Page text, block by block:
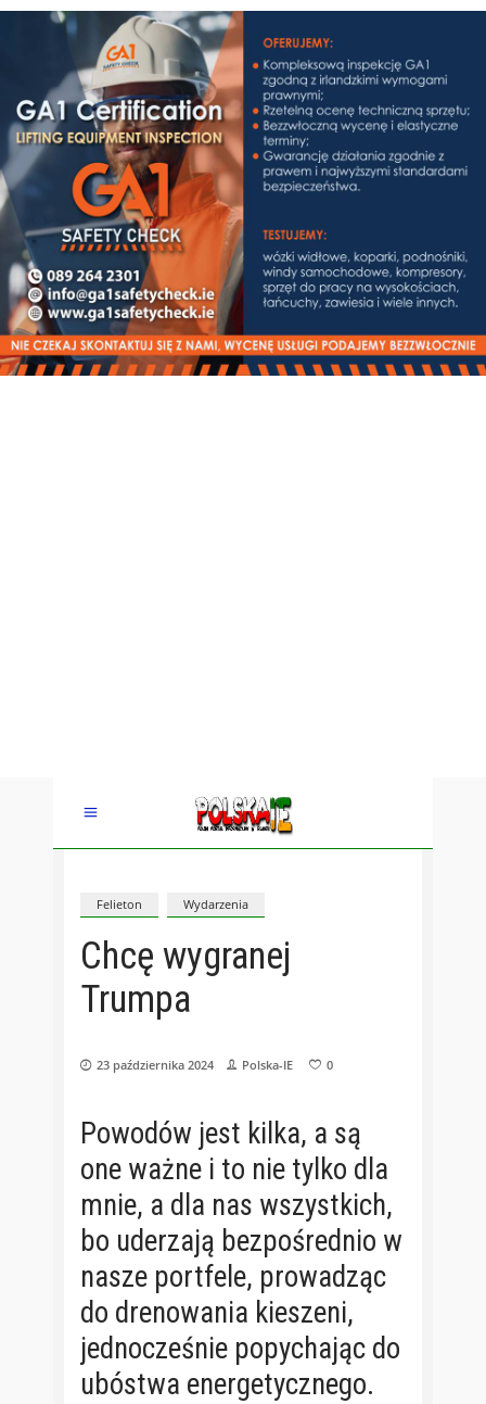
Felieton Wydarzenia
Chcę wygranej
Trumpa
23 października 2024 Polska-IE 0
Powodów jest kilka, a są
one ważne i to nie tylko dla
mnie, a dla nas wszystkich,
bo uderzają bezpośrednio w
nasze portfele, prowadząc
do drenowania kieszeni,
jednocześnie popychając do
ubóstwa energetycznego.